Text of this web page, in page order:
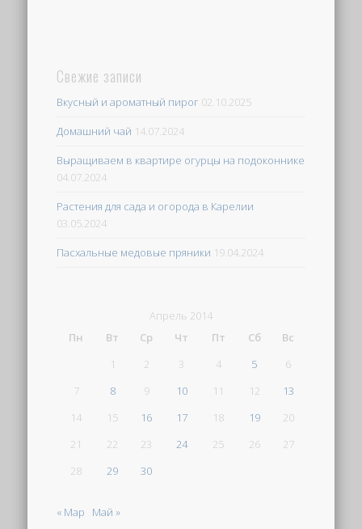
Свежие записи
Вкусный и ароматный пирог 02.10.2025
Домашний чай 14.07.2024
Выращиваем в квартире огурцы на подоконнике
04.07.2024
Растения для сада и огорода в Карелии
03.05.2024
Пасхальные медовые пряники 19.04.2024
Апрель 2014
Пн
Вт Ср Чт Пт Сб
Вс
1
2 3 4 5
6
7
8 9 10 11 12
13
14
15 16 17 18 19
20
21
22 23 24 25 26
27
28
29 30
« Мар Май »